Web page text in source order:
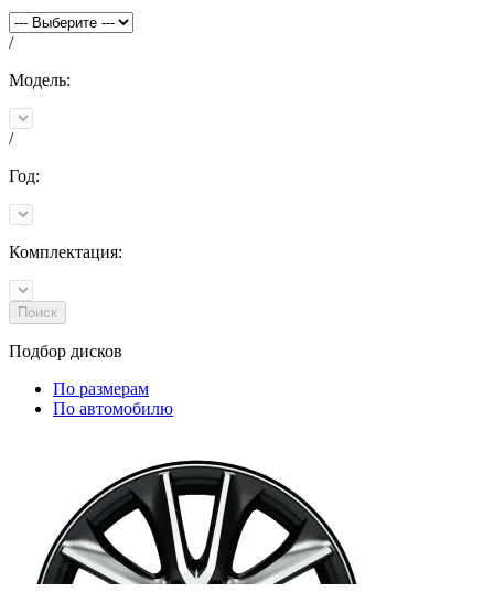
/
Модель:
/
Год:
Комплектация:
Поиск
Подбор дисков
По размерам
По автомобилю